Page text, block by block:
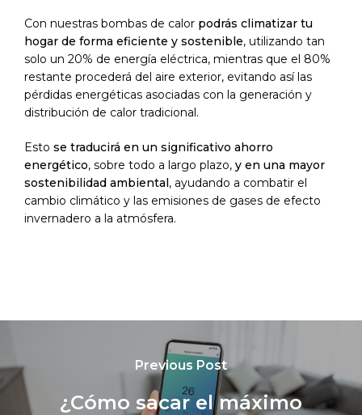
Con nuestras bombas de calor podrás climatizar tu
hogar de forma eficiente y sostenible, utilizando tan
solo un 20% de energía eléctrica, mientras que el 80%
restante procederá del aire exterior, evitando así las
pérdidas energéticas asociadas con la generación y
distribución de calor tradicional.
Esto se traducirá en un significativo ahorro
energético, sobre todo a largo plazo, y en una mayor
sostenibilidad ambiental , ayudando a combatir el
cambio climático y las emisiones de gases de efecto
invernadero a la atmósfera.
Previous Post
¿Cómo sacar el máximo